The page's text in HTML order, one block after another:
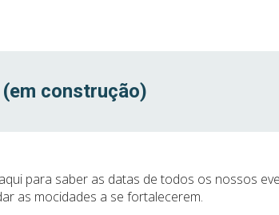
(em construção)
para saber as datas de todos os nossos
as mocidades a se fortalecerem.